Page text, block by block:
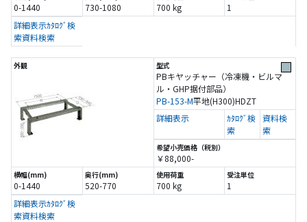
0-1440 730-1080 700 kg 1
詳細表示ｶﾀﾛｸﾞ検
索資料検索
PBキヤッチャー（冷凍機・ビルマ
ル・GHP据付部品）
PB-153-M平地(H300)HDZT
0-1440 520-770 700 kg 1
￥88,000-
詳細表示
ｶﾀﾛｸﾞ検
索
資料検
索
詳細表示ｶﾀﾛｸﾞ検
索資料検索